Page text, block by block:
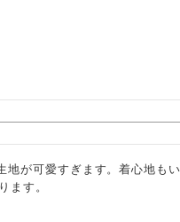
が可愛すぎます。着心地も
す。